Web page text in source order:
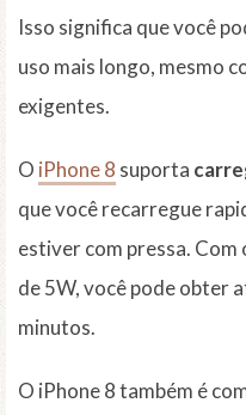
Isso significa que você
uso mais longo, mesmo
exigentes.
O iPhone 8 suporta
que você recarregue
estiver com pressa.
de 5W, você pode obter
minutos.
O iPhone 8 também é